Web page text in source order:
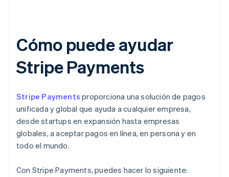
Cómo puede ayudar
Stripe Payments
Stripe Payments proporciona una solución de pagos
unificada y global que ayuda a cualquier empresa,
desde startups en expansión hasta empresas
globales, a aceptar pagos en línea, en persona y en
todo el mundo.
Con Stripe Payments, puedes hacer lo siguiente: